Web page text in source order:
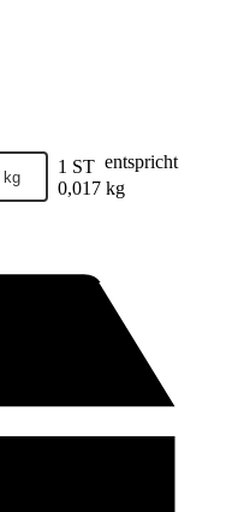
kg 1 ST entspricht
0,017 kg